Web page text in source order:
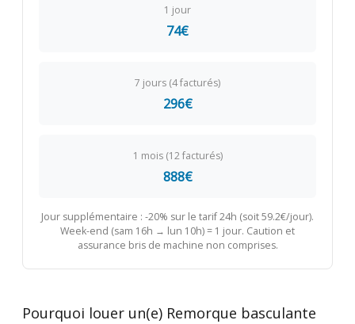
1 jour
74€
7 jours (4 facturés)
296€
1 mois (12 facturés)
888€
Jour supplémentaire : -20% sur le tarif 24h (soit 59.2€/jour).
Week-end (sam 16h → lun 10h) = 1 jour. Caution et
assurance bris de machine non comprises.
Pourquoi louer un(e) Remorque basculante